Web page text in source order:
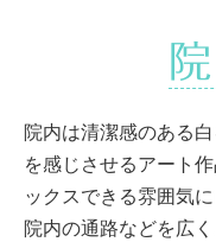
院内は清潔感のある
を感じさせるアート
ックスできる雰囲気に
院内の通路などを広